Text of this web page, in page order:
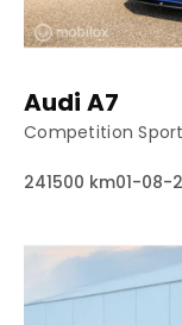
Audi A7
Competition
241500 km01-08-